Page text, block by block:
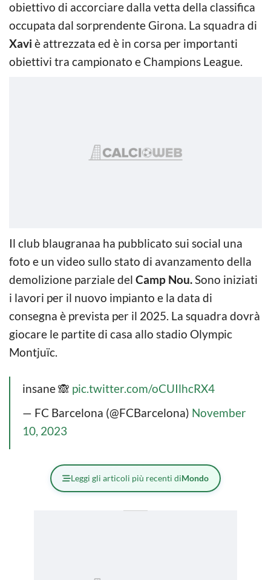
obiettivo di accorciare dalla vetta della classifica
occupata dal sorprendente Girona. La squadra di
Xavi è attrezzata ed è in corsa per importanti
obiettivi tra campionato e Champions League.
Il club blaugranaa ha pubblicato sui social una
foto e un video sullo stato di avanzamento della
demolizione parziale del Camp Nou.Sono iniziati
i lavori per il nuovo impianto e la data di
consegna è prevista per il 2025. La squadra dovrà
giocare le partite di casa allo stadio Olympic
Montjuïc.
insane 🙈 pic.twitter.com/oCUIlhcRX4
— FC Barcelona (@FCBarcelona) November
10, 2023
Leggi gli articoli più recenti diMondo